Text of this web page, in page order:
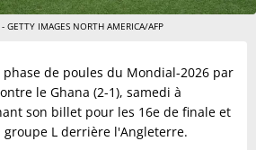
GETTY IMAGES NORTH AMERICA/AFP
phase de poules du Mondial-2026 par
le Ghana (2-1), samedi à
son billet pour les 16e de finale et
L derrière l'Angleterre.